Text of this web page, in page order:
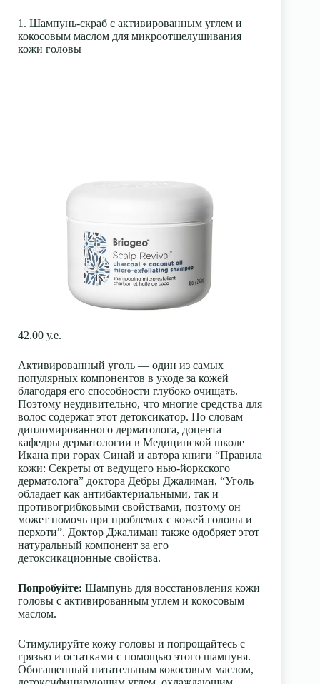
1. Шампунь-скраб с активированным углем и
кокосовым маслом для микроотшелушивания
кожи головы
42.00 у.е.
Активированный уголь — один из самых
популярных компонентов в уходе за кожей
благодаря его способности глубоко очищать.
Поэтому неудивительно, что многие средства для
волос содержат этот детоксикатор. По словам
дипломированного дерматолога, доцента
кафедры дерматологии в Медицинской школе
Икана при горах Синай и автора книги “Правила
кожи: Секреты от ведущего нью-йоркского
дерматолога” доктора Дебры Джалиман, “Уголь
обладает как антибактериальными, так и
противогрибковыми свойствами, поэтому он
может помочь при проблемах с кожей головы и
перхоти”. Доктор Джалиман также одобряет этот
натуральный компонент за его
детоксикационные свойства.
Попробуйте: Шампунь для восстановления кожи
головы с активированным углем и кокосовым
маслом.
Стимулируйте кожу головы и попрощайтесь с
грязью и остатками с помощью этого шампуня.
Обогащенный питательным кокосовым маслом,